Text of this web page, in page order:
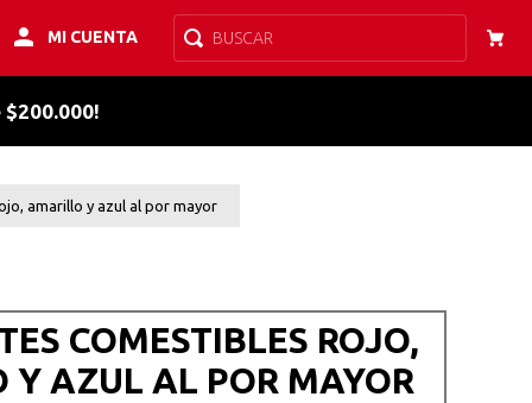
MI CUENTA BUSCAR
amarillo y azul al por mayor
COMESTIBLES ROJO,
Y AZUL AL POR MAYOR